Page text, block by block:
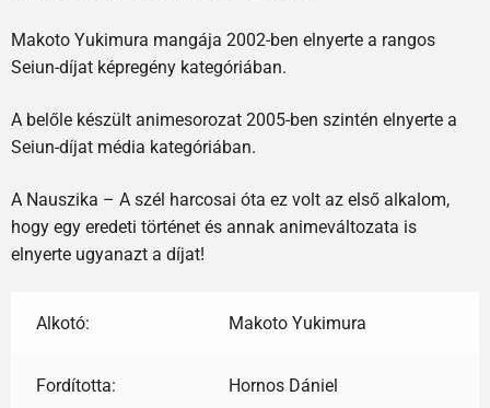
Makoto Yukimura mangája 2002-ben elnyerte a rangos
Seiun-díjat képregény kategóriában.
A belőle készült animesorozat 2005-ben szintén elnyerte a
Seiun-díjat média kategóriában.
A Nauszika – A szél harcosai óta ez volt az első alkalom,
hogy egy eredeti történet és annak animeváltozata is
elnyerte ugyanazt a díjat!
Alkotó: Makoto Yukimura
Fordította: Hornos Dániel